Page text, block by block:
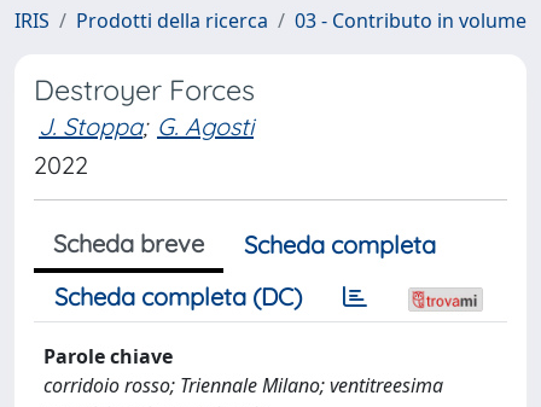
IRIS Prodotti della ricerca 03 - Contributo in volume
Destroyer Forces
J. Stoppa; G. Agosti
2022
Scheda breve
Scheda completa
Scheda completa (DC)
Parole chiave
corridoio rosso; Triennale Milano; ventitreesima